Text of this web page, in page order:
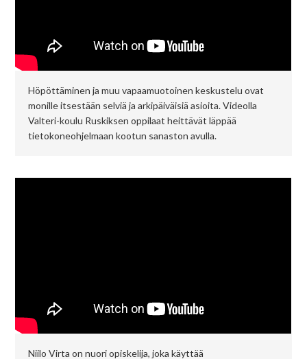
Höpöttäminen ja muu vapaamuotoinen keskustelu ovat
monille itsestään selviä ja arkipäiväisiä asioita. Videolla
Valteri-koulu Ruskiksen oppilaat heittävät läppää
tietokoneohjelmaan kootun sanaston avulla.
Niilo Virta on nuori opiskelija, joka käyttää